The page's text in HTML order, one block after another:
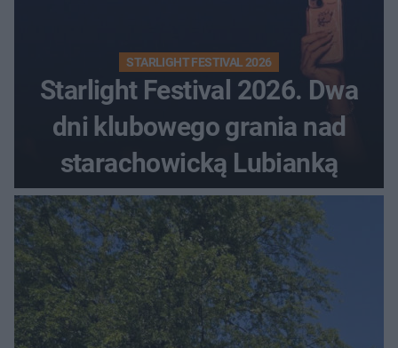
STARLIGHT FESTIVAL 2026
Starlight Festival 2026. Dwa
dni klubowego grania nad
starachowicką Lubianką